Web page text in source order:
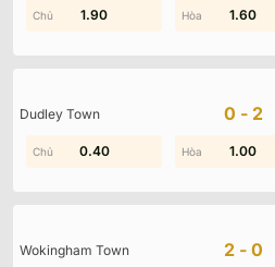
0.10 1.20
1.90 1.60
Dudley Town 0-2
0.30 1.20
0.40 1.00
Wokingham Town 2-0